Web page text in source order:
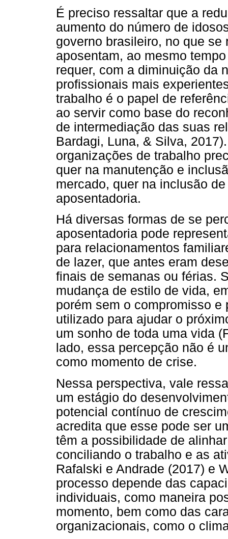
É preciso ressaltar que a
aumento do número de
governo brasileiro, no que
aposentam, ao mesmo
requer, com a diminuição da
profissionais mais
trabalho é o papel de
ao servir como base do
de intermediação das suas
Bardagi, Luna, & Silva,
organizações de trabalho
quer na manutenção e
mercado, quer na inclusão
aposentadoria.
Há diversas formas de se
aposentadoria pode
para relacionamentos
de lazer, que antes eram
finais de semanas ou férias.
mudança de estilo de vida,
porém sem o compromisso
utilizado para ajudar o
um sonho de toda uma vida
lado, essa percepção não é
como momento de crise.
Nessa perspectiva, vale
um estágio do
potencial contínuo de
acredita que esse pode ser
têm a possibilidade de
conciliando o trabalho e as
Rafalski e Andrade (2017) e
processo depende das
individuais, como maneira
momento, bem como das
organizacionais, como o